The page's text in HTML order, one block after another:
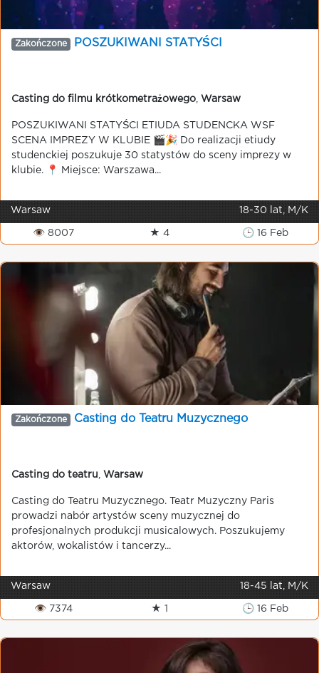
Zakończone POSZUKIWANI STATYŚCI
Casting do filmu krótkometrażowego Warsaw
POSZUKIWANI STATYŚCI ETIUDA STUDENCKA WSF
SCENA IMPREZY W KLUBIE 🎬🎉 Do realizacji etiudy
studenckiej poszukuje 30 statystów do sceny imprezy w
klubie. 📍 Miejsce: Warszawa...
Warsaw 18-30 lat, M/K
👁 8007 ★ 4 🕒 16 Feb
Zakończone Casting do Teatru Muzycznego
Casting do teatru Warsaw
Casting do Teatru Muzycznego. Teatr Muzyczny Paris
prowadzi nabór artystów sceny muzycznej do
profesjonalnych produkcji musicalowych. Poszukujemy
aktorów, wokalistów i tancerzy...
Warsaw 18-45 lat, M/K
👁 7374 ★ 1 🕒 16 Feb